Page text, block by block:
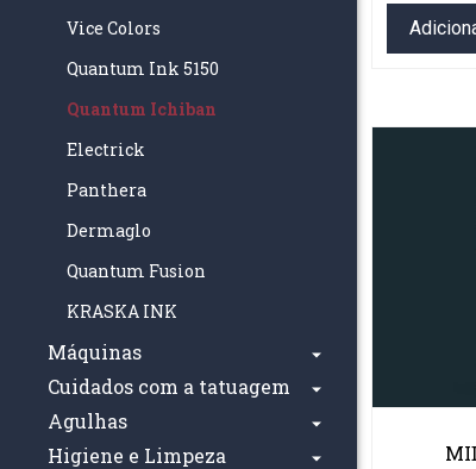
Vice Colors
Quantum Ink 5150
Quantum Ichiban
Electrick
Panthera
Dermaglo
Quantum Fusion
KRASKA INK
Máquinas
Cuidados com a tatuagem
Agulhas
Higiene e Limpeza